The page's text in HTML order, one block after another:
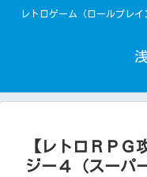
レトロゲーム（ロールプレ
【レトロＲＰＧ
ジー４（スーパ